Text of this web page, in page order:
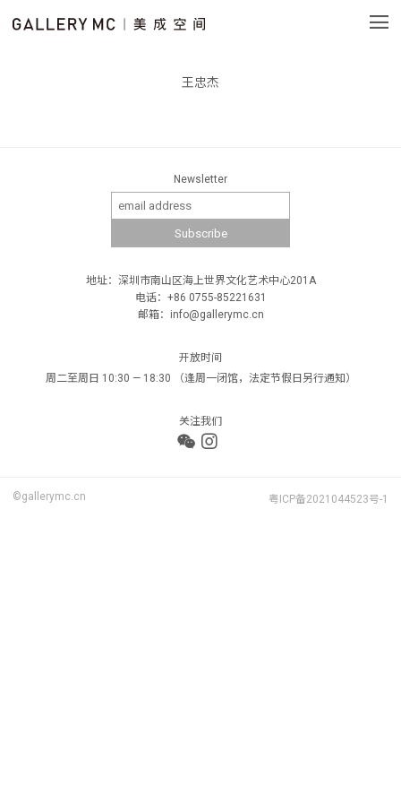
王忠杰
Newsletter
地址：深圳市南山区海上世界文化艺术中心201A
电话：+86 0755-85221631
邮箱：info@gallerymc.cn
开放时间
周二至周日 10:30 — 18:30 （逢周一闭馆，法定节假日另行通知）
关注我们
©gallerymc.cn 粤ICP备2021044523号-1